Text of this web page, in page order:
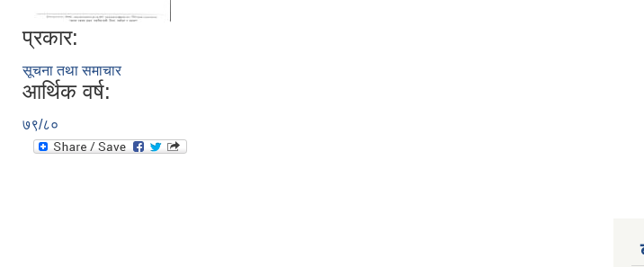
प्रकार:
सूचना तथा समाचार
आर्थिक वर्ष:
७९/८०